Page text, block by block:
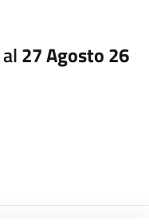
al27 Agosto 26